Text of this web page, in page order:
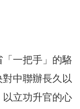
一把手」的駱
中聯辦長久以
立功升官的心